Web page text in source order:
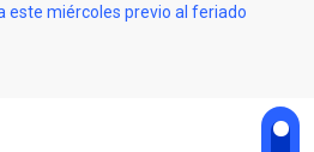
este miércoles previo al feriado